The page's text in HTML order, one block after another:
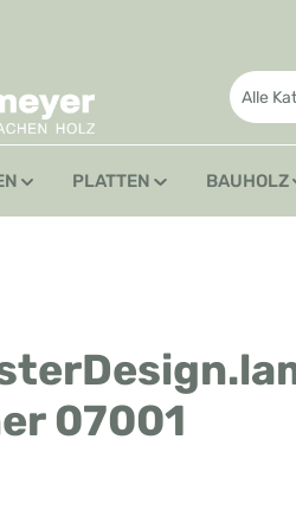
Alle
PLATTEN BAUHOLZ
07001